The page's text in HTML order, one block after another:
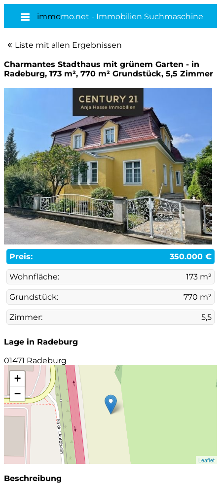
immomo.net - Immobilien Suchmaschine
Liste mit allen Ergebnissen
Charmantes Stadthaus mit grünem Garten - in
Radeburg, 173 m², 770 m² Grundstück, 5,5 Zimmer
Preis: 350.000 €
Wohnfläche: 173 m²
Grundstück: 770 m²
Zimmer: 5,5
Lage in Radeburg
01471 Radeburg
+
−
Leaflet
Beschreibung